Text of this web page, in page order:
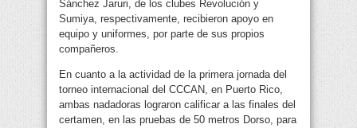
Sánchez Jaruri, de los clubes Revolución y
Sumiya, respectivamente, recibieron apoyo en
equipo y uniformes, por parte de sus propios
compañeros.
En cuanto a la actividad de la primera jornada del
torneo internacional del CCCAN, en Puerto Rico,
ambas nadadoras lograron calificar a las finales del
certamen, en las pruebas de 50 metros Dorso, para